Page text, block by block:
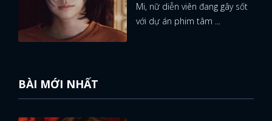
Mi, nữ diễn viên đang gây sốt
với dự án phim tâm ...
BÀI MỚI NHẤT